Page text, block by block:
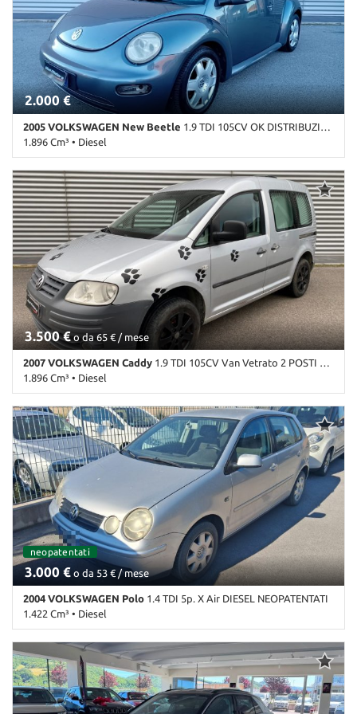
• Specchietti laterali elettrici
2.000 €
2005 VOLKSWAGEN New Beetle 1.9 TDI 105CV OK DISTRIBUZIONE
1.896 Cm³ • Diesel
276.781 Km • Cambio Manuale (5) • Grigio scuro metallizzato • 3
Porte • ABS • Airbag • Airbag laterali • Airbag Passeggero • Airbag
posteriore • Alzacristalli elettrici • Antifurto • Autoradio •
Boardcomputer • Bracciolo • Cerchi in lega • Chiusura centralizzata
• Climatizzatore • Controllo automatico clima • Controllo trazione
• ESP • Fendinebbia • Immobilizzatore elettronico • Lettore CD •
MP3 • Servosterzo • Specchietti laterali elettrici • USB • Volante
multifunzione
3.500 €o da 65 € / mese
2007 VOLKSWAGEN Caddy 1.9 TDI 105CV Van Vetrato 2 POSTI AUTOCARRO
1.896 Cm³ • Diesel
399.000 Km • Cambio Manuale (5) • Argento pastello • 4 Porte •
ABS • Airbag • Alzacristalli elettrici • Autoradio • Boardcomputer •
Climatizzatore • Controllo trazione • Immobilizzatore elettronico •
Servosterzo • Touch screen
neopatentati
3.000 € o da 53 € / mese
2004 VOLKSWAGEN Polo 1.4 TDI 5p. X Air DIESEL NEOPATENTATI
1.422 Cm³ • Diesel
144.000 Km • Cambio Manuale (5) • Grigio metallizzato • 5 Porte •
ABS • Airbag • Airbag laterali • Airbag Passeggero • Autoradio •
Cerchi in lega • Chiusura centralizzata • Climatizzatore • Controllo
automatico clima • Fendinebbia • Immobilizzatore elettronico •
Sedile posteriore sdoppiato • Servosterzo • Specchietti laterali